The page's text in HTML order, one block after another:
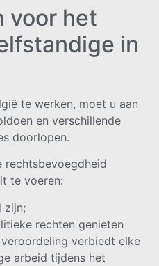
voor het
in
te werken, moet u aan
en verschillende
doorlopen.
rechtsbevoegdheid
te voeren:
zijn;
rechten genieten
verbiedt elke
arbeid tijdens het